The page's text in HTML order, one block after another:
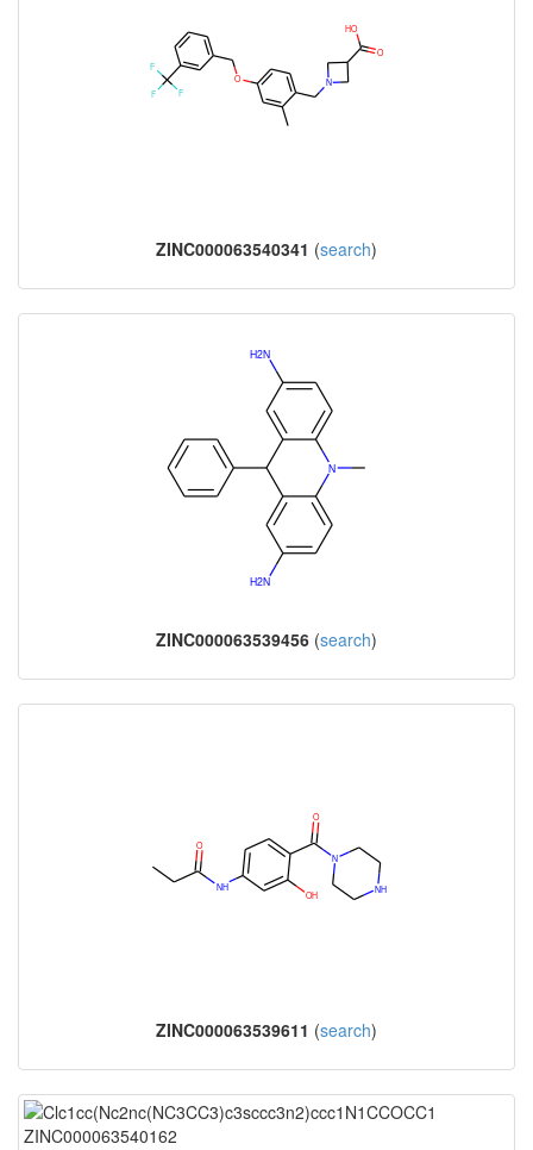
ZINC000063540341 (search)
ZINC000063539456 (search)
ZINC000063539611 (search)